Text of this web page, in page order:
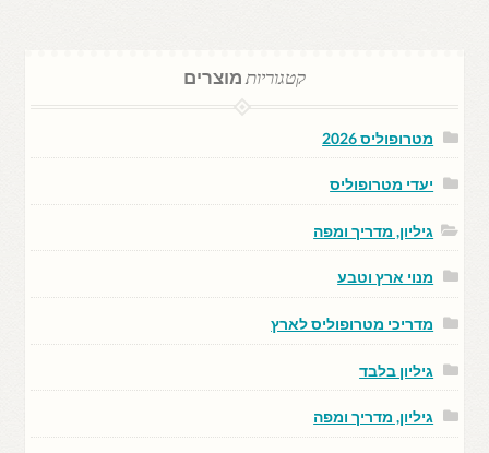
קטגוריותמוצרים
מטרופוליס 2026
יעדי מטרופוליס
גיליון, מדריך ומפה
מנוי ארץ וטבע
מדריכי מטרופוליס לארץ
גיליון בלבד
גיליון, מדריך ומפה